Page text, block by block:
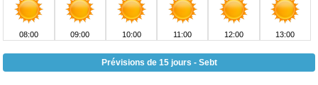
08:00 09:00 10:00 11:00 12:00 13:00
Prévisions de 15 jours - Sebt